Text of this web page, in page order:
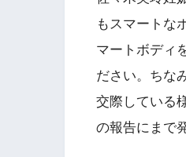
もスマートな
マートボディ
ださい。ちな
交際している
の報告にまで